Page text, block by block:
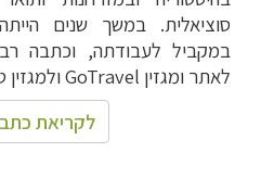
סוציאלית. במשך שנים
במקביל לעבודתה, וכתבה
לאתר ומגזין GoTravel
לקריאת